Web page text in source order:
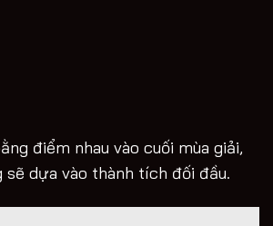
điểm nhau vào cuối mùa giải,
sẽ dựa vào thành tích đối đầu.